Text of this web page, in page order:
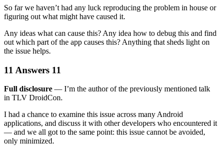
So far we haven’t had any luck reproducing the problem in house or
figuring out what might have caused it.
Any ideas what can cause this? Any idea how to debug this and find
out which part of the app causes this? Anything that sheds light on
the issue helps.
11 Answers 11
Full disclosure — I’m the author of the previously mentioned talk
in TLV DroidCon.
I had a chance to examine this issue across many Android
applications, and discuss it with other developers who encountered it
— and we all got to the same point: this issue cannot be avoided,
only minimized.